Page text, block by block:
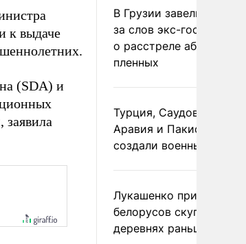
к выдаче
(SDA) и
В Грузии завели дело
за слов экс-
о расстреле абхазских
пленных
Турция, Саудовская
Аравия и Пакистан
создали военный союз
Лукашенко призвал
белорусов скупать
деревнях раньше